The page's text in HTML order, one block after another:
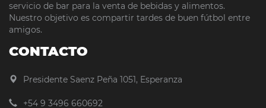
servicio de bar para la venta de bebidas y alimentos.
Nuestro objetivo es compartir tardes de buen fútbol entre
amigos.
CONTACTO
Presidente Saenz Peña 1051, Esperanza
+54 9 3496 660692